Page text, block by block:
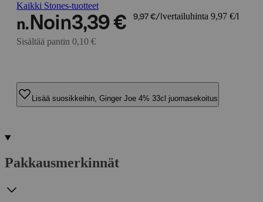
Kaikki Stones-tuotteet
n. Noin3,39 € 9,97 €/l vertailuhinta 9,97 €/l
Sisältää pantin 0,10 €
Lisää suosikkeihin, Ginger Joe 4% 33cl juomasekoitus
Pakkausmerkinnät